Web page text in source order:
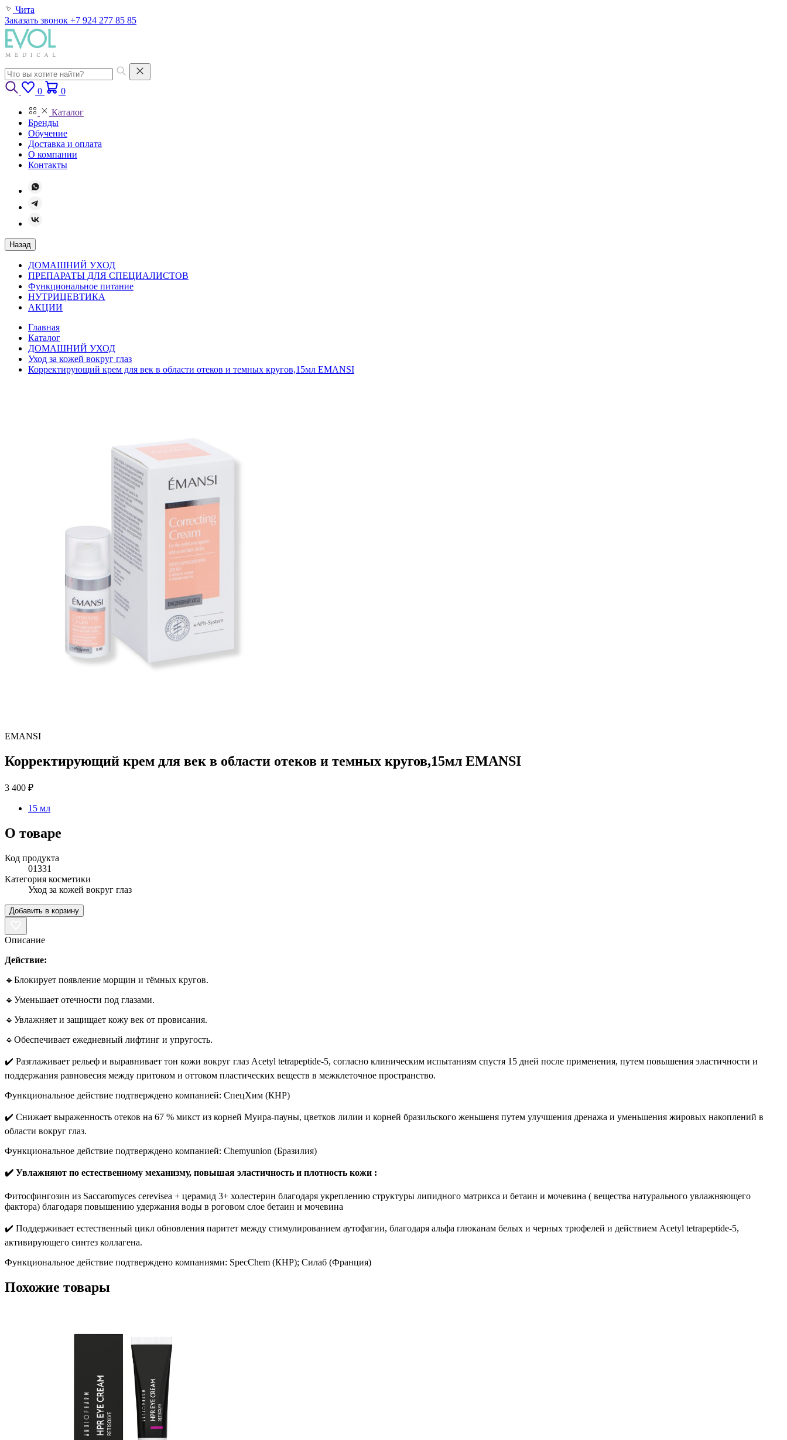
Чита
Заказать звонок +7 924 277 85 85
0 0
Каталог
Бренды
Обучение
Доставка и оплата
О компании
Контакты
Назад
ДОМАШНИЙ УХОД
ПРЕПАРАТЫ ДЛЯ СПЕЦИАЛИСТОВ
Функциональное питание
НУТРИЦЕВТИКА
АКЦИИ
Главная
Каталог
ДОМАШНИЙ УХОД
Уход за кожей вокруг глаз
Корректирующий крем для век в области отеков и темных кругов,15мл EMANSI
EMANSI
Корректирующий крем для век в области отеков и темных кругов,15мл EMANSI
3 400 ₽
15 мл
О товаре
Код продукта
01331
Категория косметики
Уход за кожей вокруг глаз
Добавить в корзину
Описание
Действие:
🔹Блокирует появление морщин и тёмных кругов.
🔹Уменьшает отечности под глазами.
🔹Увлажняет и защищает кожу век от провисания.
🔹Обеспечивает ежедневный лифтинг и упругость.
✔️ Разглаживает рельеф и выравнивает тон кожи вокруг глаз Acetyl tetrapeptide-5, согласно клиническим испытаниям спустя 15 дней после применения, путем повышения эластичности и
поддержания равновесия между притоком и оттоком пластических веществ в межклеточное пространство.
Функциональное действие подтверждено компанией: СпецХим (КНР)
✔️ Снижает выраженность отеков на 67 % микст из корней Муира-пауны, цветков лилии и корней бразильского женьшеня путем улучшения дренажа и уменьшения жировых накоплений в
области вокруг глаз.
Функциональное действие подтверждено компанией: Chemyunion (Бразилия)
✔️ Увлажняют по естественному механизму, повышая эластичность и плотность кожи :
Фитосфингозин из Saccaromyces cerevisea + церамид 3+ холестерин благодаря укреплению структуры липидного матрикса и бетаин и мочевина ( вещества натурального увлажняющего
фактора) благодаря повышению удержания воды в роговом слое бетаин и мочевина
✔️ Поддерживает естественный цикл обновления паритет между стимулированием аутофагии, благодаря альфа глюканам белых и черных трюфелей и действием Acetyl tetrapeptide-5,
активирующего синтез коллагена.
Функциональное действие подтверждено компаниями: SpecChem (КНР); Силаб (Франция)
Похожие товары